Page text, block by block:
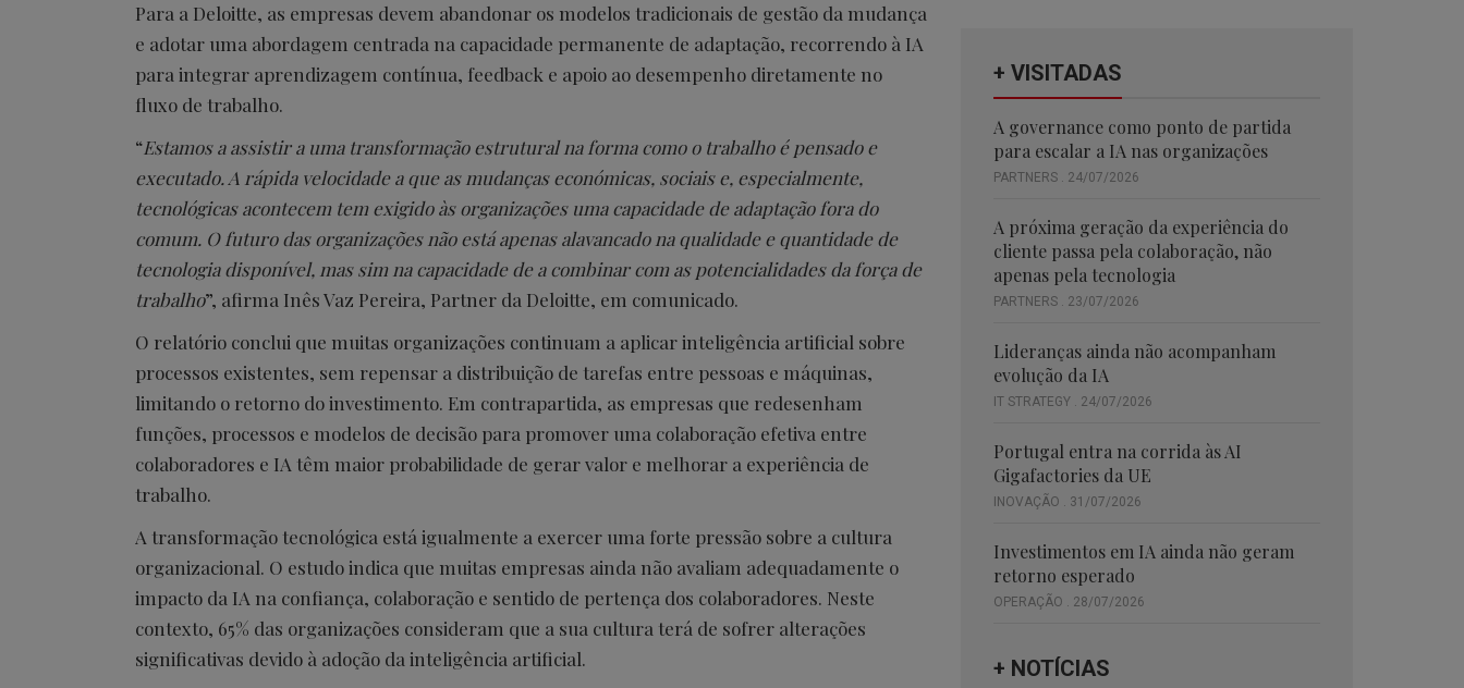
Para a Deloitte, as empresas devem abandonar os modelos tradicionais de gestão da mudança
e adotar uma abordagem centrada na capacidade permanente de adaptação, recorrendo à IA
para integrar aprendizagem contínua, feedback e apoio ao desempenho diretamente no
fluxo de trabalho.
“Estamos a assistir a uma transformação estrutural na forma como o trabalho é pensado e
executado. A rápida velocidade a que as mudanças económicas, sociais e, especialmente,
tecnológicas acontecem tem exigido às organizações uma capacidade de adaptação fora do
comum. O futuro das organizações não está apenas alavancado na qualidade e quantidade de
tecnologia disponível, mas sim na capacidade de a combinar com as potencialidades da força de
trabalho”, afirma Inês Vaz Pereira, Partner da Deloitte, em comunicado.
O relatório conclui que muitas organizações continuam a aplicar inteligência artificial sobre
processos existentes, sem repensar a distribuição de tarefas entre pessoas e máquinas,
limitando o retorno do investimento. Em contrapartida, as empresas que redesenham
funções, processos e modelos de decisão para promover uma colaboração efetiva entre
colaboradores e IA têm maior probabilidade de gerar valor e melhorar a experiência de
trabalho.
A transformação tecnológica está igualmente a exercer uma forte pressão sobre a cultura
organizacional. O estudo indica que muitas empresas ainda não avaliam adequadamente o
impacto da IA na confiança, colaboração e sentido de pertença dos colaboradores. Neste
contexto, 65% das organizações consideram que a sua cultura terá de sofrer alterações
significativas devido à adoção da inteligência artificial.
+ VISITADAS
A governance como ponto de partida
para escalar a IA nas organizações
PARTNERS . 24/07/2026
A próxima geração da experiência do
cliente passa pela colaboração, não
apenas pela tecnologia
PARTNERS . 23/07/2026
Lideranças ainda não acompanham
evolução da IA
IT STRATEGY . 24/07/2026
Portugal entra na corrida às AI
Gigafactories da UE
INOVAÇÃO . 31/07/2026
Investimentos em IA ainda não geram
retorno esperado
OPERAÇÃO . 28/07/2026
+ NOTÍCIAS